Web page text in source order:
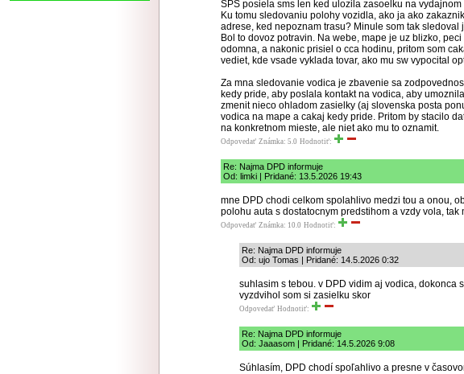
SPS posiela sms len ked ulozila zasoelku na vydajnom
Ku tomu sledovaniu polohy vozidla, ako ja ako
adrese, ked nepoznam trasu? Minule som tak
Bol to dovoz potravin. Na webe, mape je uz blizko,
odomna, a nakonic prisiel o cca hodinu, pritom som
vediet, kde vsade vyklada tovar, ako mu sw vypocital
Za mna sledovanie vodica je zbavenie sa
kedy pride, aby poslala kontakt na vodica, aby
zmenit nieco ohladom zasielky (aj slovenska posta
vodica na mape a cakaj kedy pride. Pritom by stacilo
na konkretnom mieste, ale niet ako mu to oznamit.
Odpovedať Známka: 5.0 Hodnotiť:
Re: Najma DPD informuje
Od: limki | Pridané: 13.5.2026 19:43
mne DPD chodi celkom spolahlivo medzi tou a onou,
polohu auta s dostatocnym predstihom a vzdy vola,
Odpovedať Známka: 10.0 Hodnotiť:
Re: Najma DPD informuje
Od: ujo Tomas | Pridané: 14.5.2026 0:32
suhlasim s tebou. v DPD vidim aj vodica, dokonca
vyzdvihol som si zasielku skor
Odpovedať Hodnotiť:
Re: Najma DPD informuje
Od: Jaaasom | Pridané: 14.5.2026 9:08
Súhlasím, DPD chodí spoľahlivo a presne v